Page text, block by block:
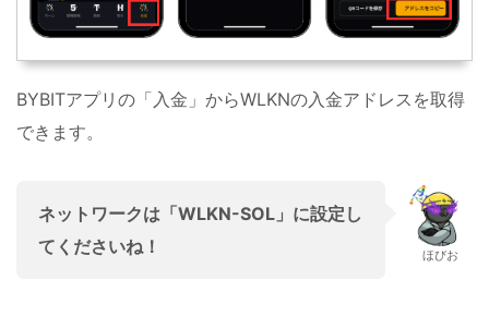
BYBITアプリの「入金」からWLKNの入金アドレスを取得
できます。
ネットワークは「WLKN-SOL」に設定し
てくださいね！
ほびお